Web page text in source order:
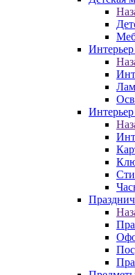
Интерьер
Интерьер